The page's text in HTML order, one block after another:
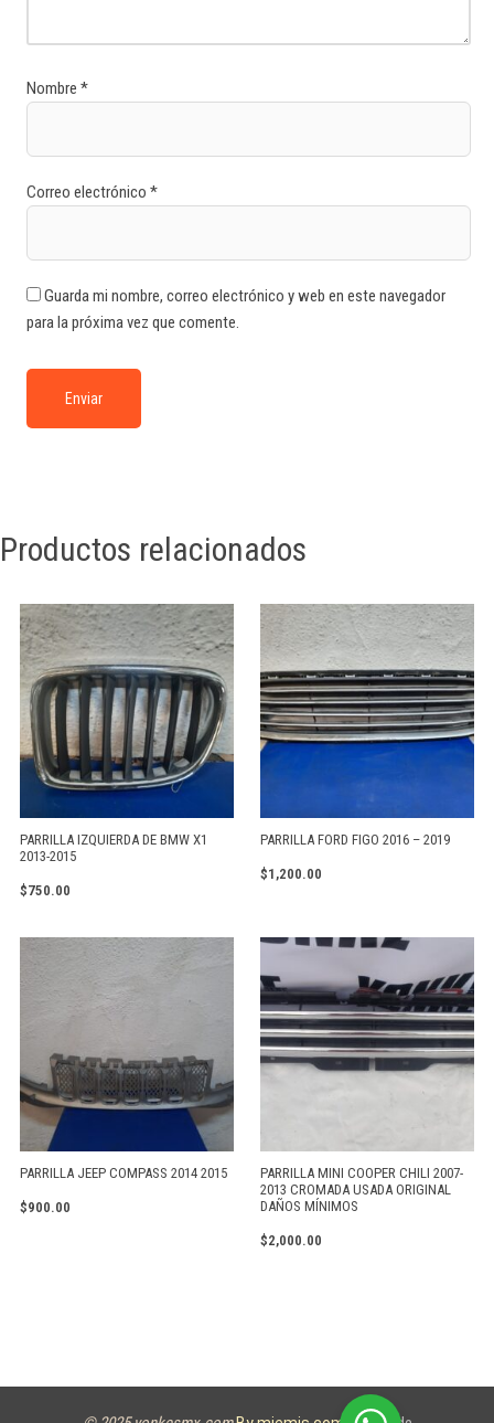
Nombre *
Correo electrónico *
Guarda mi nombre, correo electrónico y web en este navegador
para la próxima vez que comente.
Productos relacionados
PARRILLA IZQUIERDA DE BMW X1
2013-2015
$750.00
PARRILLA FORD FIGO 2016 – 2019
$1,200.00
PARRILLA JEEP COMPASS 2014 2015
$900.00
PARRILLA MINI COOPER CHILI 2007-
2013 CROMADA USADA ORIGINAL
DAÑOS MÍNIMOS
$2,000.00